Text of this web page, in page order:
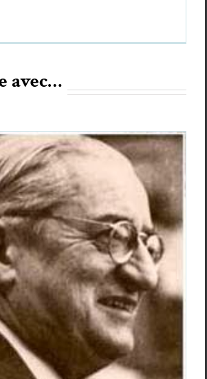
avec…
à Jean-Claude Morera,
de Carles Riba
Ren­con­tres